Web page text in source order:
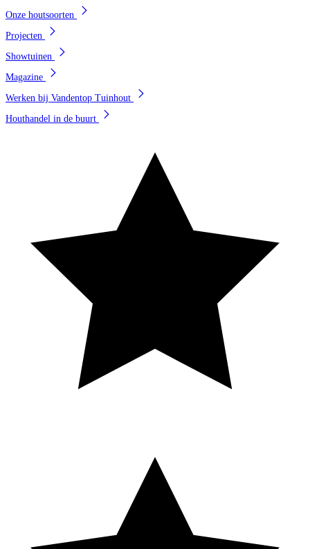
Onze houtsoorten
Projecten
Showtuinen
Magazine
Werken bij Vandentop Tuinhout
Houthandel in de buurt